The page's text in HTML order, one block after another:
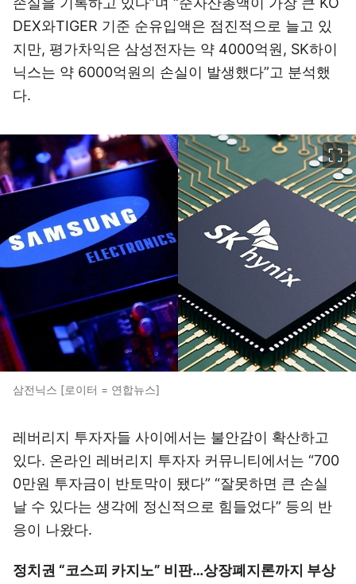
DEX와TIGER 기준 순유입액은 점진적으로 늘고 있
지만, 평가차익은 삼성전자는 약 4000억원, SK하이
닉스는 약 6000억원의 손실이 발생했다”고 분석했
다.
삼전닉스 [로이터 = 연합뉴스]
레버리지 투자자들 사이에서는 불안감이 확산하고
있다. 온라인 레버리지 투자자 커뮤니티에서는 “700
0만원 투자금이 반토막이 됐다” “잘못하면 큰 손실
날 수 있다는 생각에 정신적으로 힘들었다” 등의 반
응이 나왔다.
정치권 “코스피 카지노” 비판…상장폐지론까지 부상